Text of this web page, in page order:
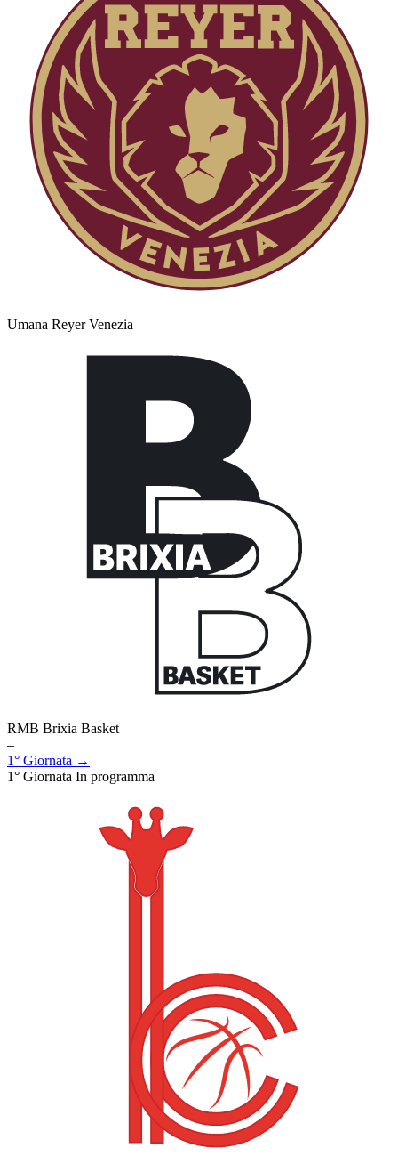
Umana Reyer Venezia
RMB Brixia Basket
–
1° Giornata →
1° Giornata In programma